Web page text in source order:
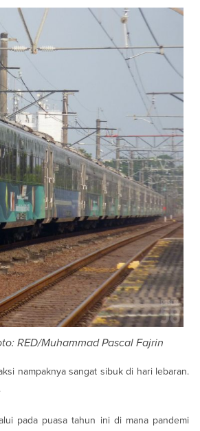
RED/Muhammad Pascal Fajrin
nampaknya sangat sibuk di hari lebaran.
pada puasa tahun ini di mana pandemi